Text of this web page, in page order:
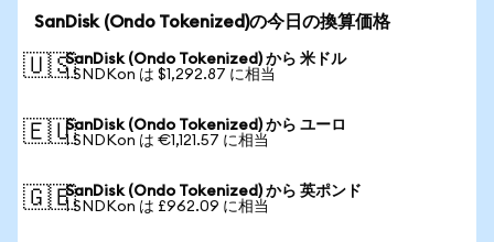
SanDisk (Ondo Tokenized)の今日の換算価格
🇺🇸SanDisk (Ondo Tokenized) から 米ドル
1 SNDKon は $1,292.87 に相当
🇪🇺SanDisk (Ondo Tokenized) から ユーロ
1 SNDKon は €1,121.57 に相当
🇬🇧SanDisk (Ondo Tokenized) から 英ポンド
1 SNDKon は £962.09 に相当